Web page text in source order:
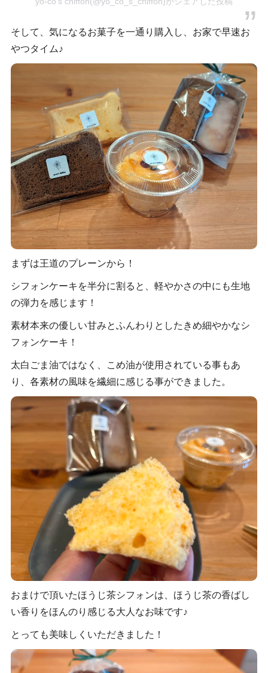
そして、気になるお菓子を一通り購入し、お家で早速お
やつタイム♪
まずは王道のプレーンから！
シフォンケーキを半分に割ると、軽やかさの中にも生地
の弾力を感じます！
素材本来の優しい甘みとふんわりとしたきめ細やかなシ
フォンケーキ！
太白ごま油ではなく、こめ油が使用されている事もあ
り、各素材の風味を繊細に感じる事ができました。
おまけで頂いたほうじ茶シフォンは、ほうじ茶の香ばし
い香りをほんのり感じる大人なお味です♪
とっても美味しくいただきました！